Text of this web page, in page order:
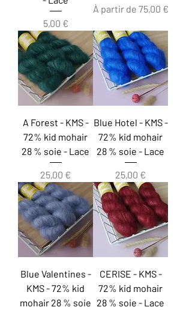
Prix
5,00 €
À partir de 75,00 €
Prix promotionnel
A Forest - KMS -
72% kid mohair
28 % soie - Lace
Prix
25,00 €
Blue Hotel - KMS -
72% kid mohair
28 % soie - Lace
Prix
25,00 €
Blue Valentines -
KMS - 72% kid
mohair 28 % soie
CERISE - KMS -
72% kid mohair
28 % soie - Lace